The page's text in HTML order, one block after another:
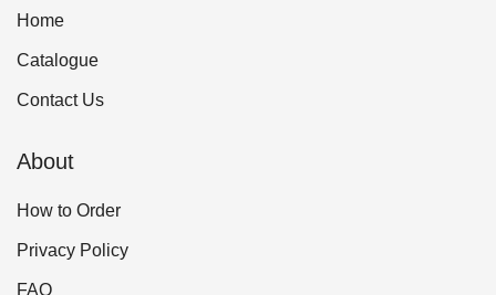
Home
Catalogue
Contact Us
About
How to Order
Privacy Policy
FAQ